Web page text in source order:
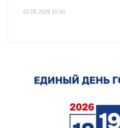
02.08.2026 15:00